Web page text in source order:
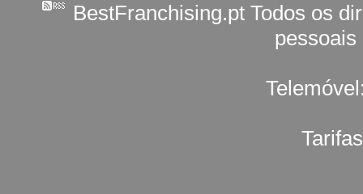
BestFranchising.pt Todos os
pessoais